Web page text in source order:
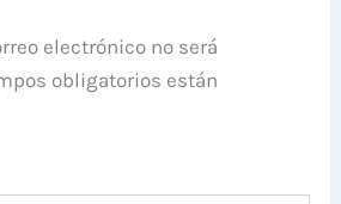
electrónico no será
obligatorios están